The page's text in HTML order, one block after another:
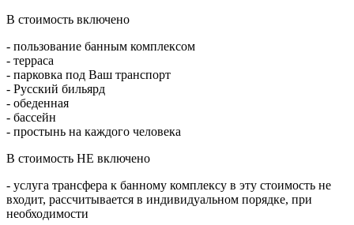
В стоимость включено
- пользование банным комплексом
- терраса
- парковка под Ваш транспорт
- Русский бильярд
- обеденная
- бассейн
- простынь на каждого человека
В стоимость НЕ включено
- услуга трансфера к банному комплексу в эту стоимость не
входит, рассчитывается в индивидуальном порядке, при
необходимости